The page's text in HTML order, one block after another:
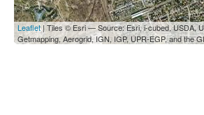
Leaflet| Tiles © Esri — Source: Esri, i-cubed, USDA,
Getmapping, Aerogrid, IGN, IGP, UPR-EGP, and the